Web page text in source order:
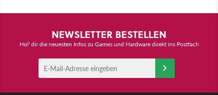
NEWSLETTER BESTELLEN
Hol' dir die neuesten Infos zu Games und Hardware direkt ins Postfach